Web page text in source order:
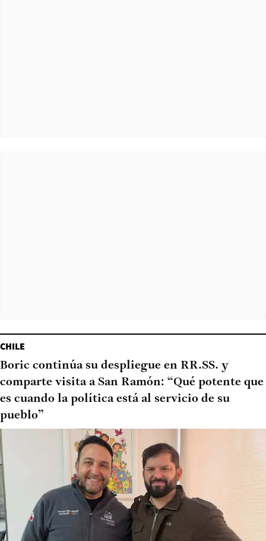
CHILE
Boric continúa su despliegue en RR.SS. y
comparte visita a San Ramón: “Qué potente que
es cuando la política está al servicio de su
pueblo”